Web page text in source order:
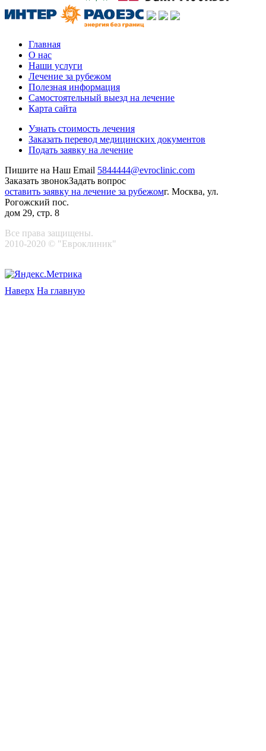
Главная
О нас
Наши услуги
Лечение за рубежом
Полезная информация
Самостоятельный выезд на лечение
Карта сайта
Узнать стоимость лечения
Заказать перевод медицинских документов
Подать заявку на лечение
Пишите на Наш Email 5844444@evroclinic.com
Заказать звонокЗадать вопрос
оставить заявку на лечение за рубежомг. Москва, ул.
Рогожский пос.
дом 29, стр. 8
Все права защищены.
2010-2020 © "Евроклиник"
Наверх На главную